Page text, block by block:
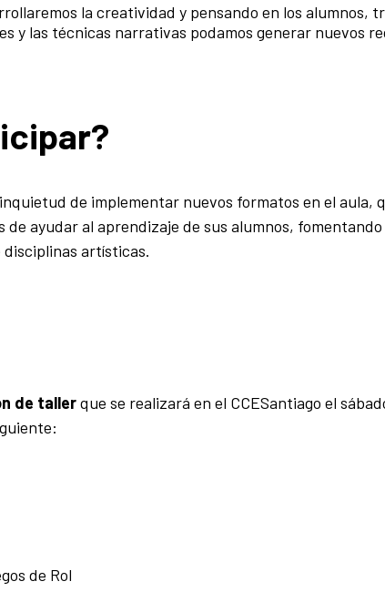
la creatividad y pensando en los alumnos,
y las técnicas narrativas podamos generar nuevos
de implementar nuevos formatos en el aula,
ayudar al aprendizaje de sus alumnos, fomentando
artísticas.
de tallerque se realizará en el CCESantiago el
de Rol